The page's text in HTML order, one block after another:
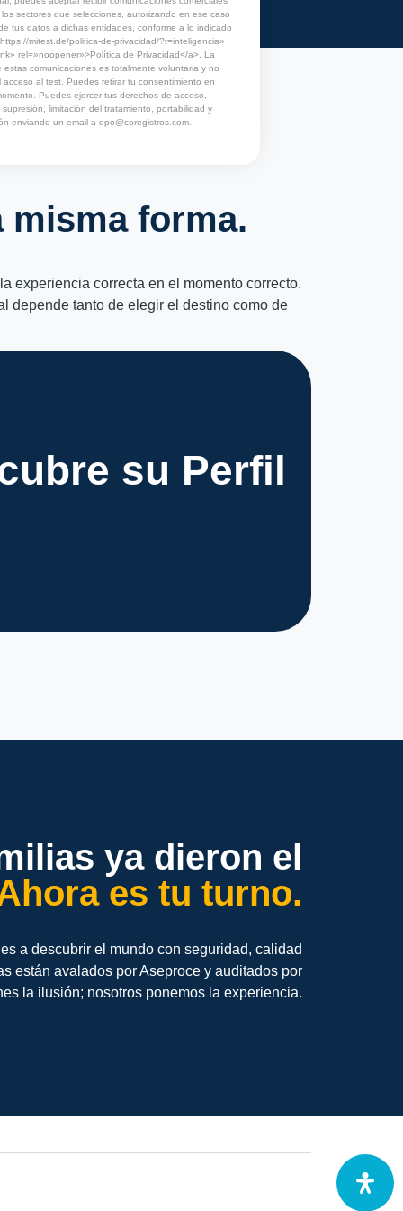
sectores que selecciones, autorizando en ese caso
tus datos a dichas entidades, conforme a lo indicado
mitest.de/politica-de-privacidad/?t=inteligencia»
rel=»noopener»>Política de Privacidad</a>. La
estas comunicaciones es totalmente voluntaria y no
acceso al test. Puedes retirar tu consentimiento en
Puedes ejercer tus derechos de acceso,
supresión, limitación del tratamiento, portabilidad y
enviando un email a dpo@coregistros.com
misma forma.
experiencia correcta en el momento correcto.
depende tanto de elegir el destino como de
su Perfil
ya dieron el
es tu turno.
a descubrir el mundo con seguridad, calidad
están avalados por Aseproce y auditados por
la ilusión; nosotros ponemos la experiencia.